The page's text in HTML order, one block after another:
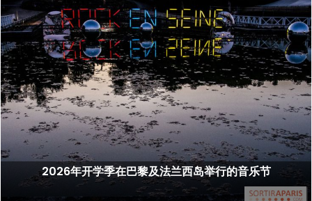
2026年开学季在巴黎及法兰西岛举行的音乐节